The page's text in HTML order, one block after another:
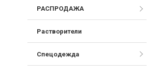
РАСПРОДАЖА
Растворители
Спецодежда